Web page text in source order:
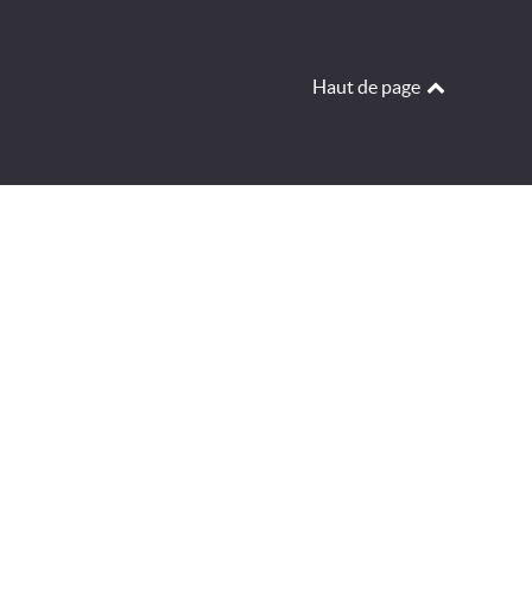
Haut de page